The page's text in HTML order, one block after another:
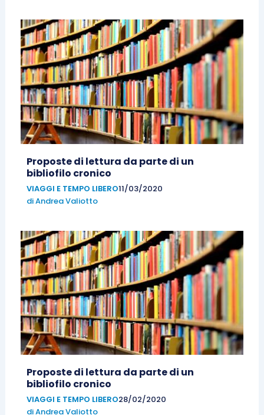
Proposte di lettura da parte di un
bibliofilo cronico
VIAGGI E TEMPO LIBERO11/03/2020
diAndrea Valiotto
Proposte di lettura da parte di un
bibliofilo cronico
VIAGGI E TEMPO LIBERO28/02/2020
diAndrea Valiotto